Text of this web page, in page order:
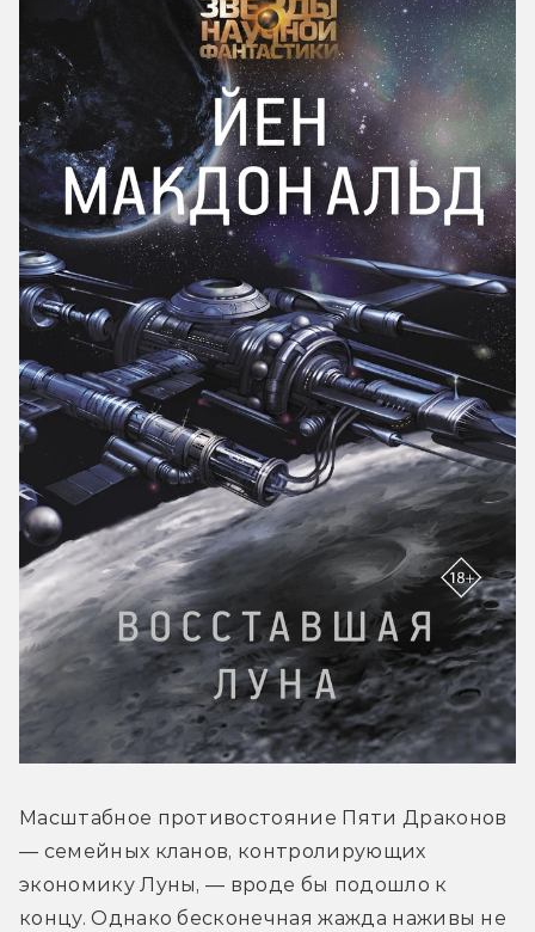
Масштабное противостояние Пяти Драконов
— семейных кланов, контролирующих
экономику Луны, — вроде бы подошло к
концу. Однако бесконечная жажда наживы не